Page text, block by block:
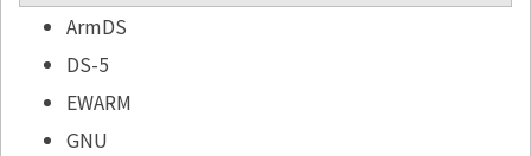
ArmDS
DS-5
EWARM
GNU